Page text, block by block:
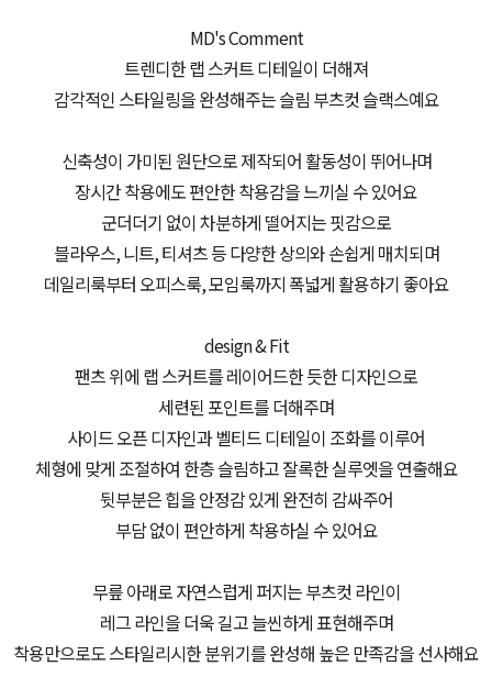
MD's Comment
트렌디한 랩 스커트 디테일이 더해져
감각적인 스타일링을 완성해주는 슬림 부츠컷 슬랙스예요
신축성이 가미된 원단으로 제작되어 활동성이 뛰어나며
장시간 착용에도 편안한 착용감을 느끼실 수 있어요
군더더기 없이 차분하게 떨어지는 핏감으로
블라우스, 니트, 티셔츠 등 다양한 상의와 손쉽게 매치되며
데일리룩부터 오피스룩, 모임룩까지 폭넓게 활용하기 좋아요
design & Fit
팬츠 위에 랩 스커트를 레이어드한 듯한 디자인으로
세련된 포인트를 더해주며
사이드 오픈 디자인과 벨티드 디테일이 조화를 이루어
체형에 맞게 조절하여 한층 슬림하고 잘록한 실루엣을 연출해요
뒷부분은 힙을 안정감 있게 완전히 감싸주어
부담 없이 편안하게 착용하실 수 있어요
무릎 아래로 자연스럽게 퍼지는 부츠컷 라인이
레그 라인을 더욱 길고 늘씬하게 표현해주며
착용만으로도 스타일리시한 분위기를 완성해 높은 만족감을 선사해요